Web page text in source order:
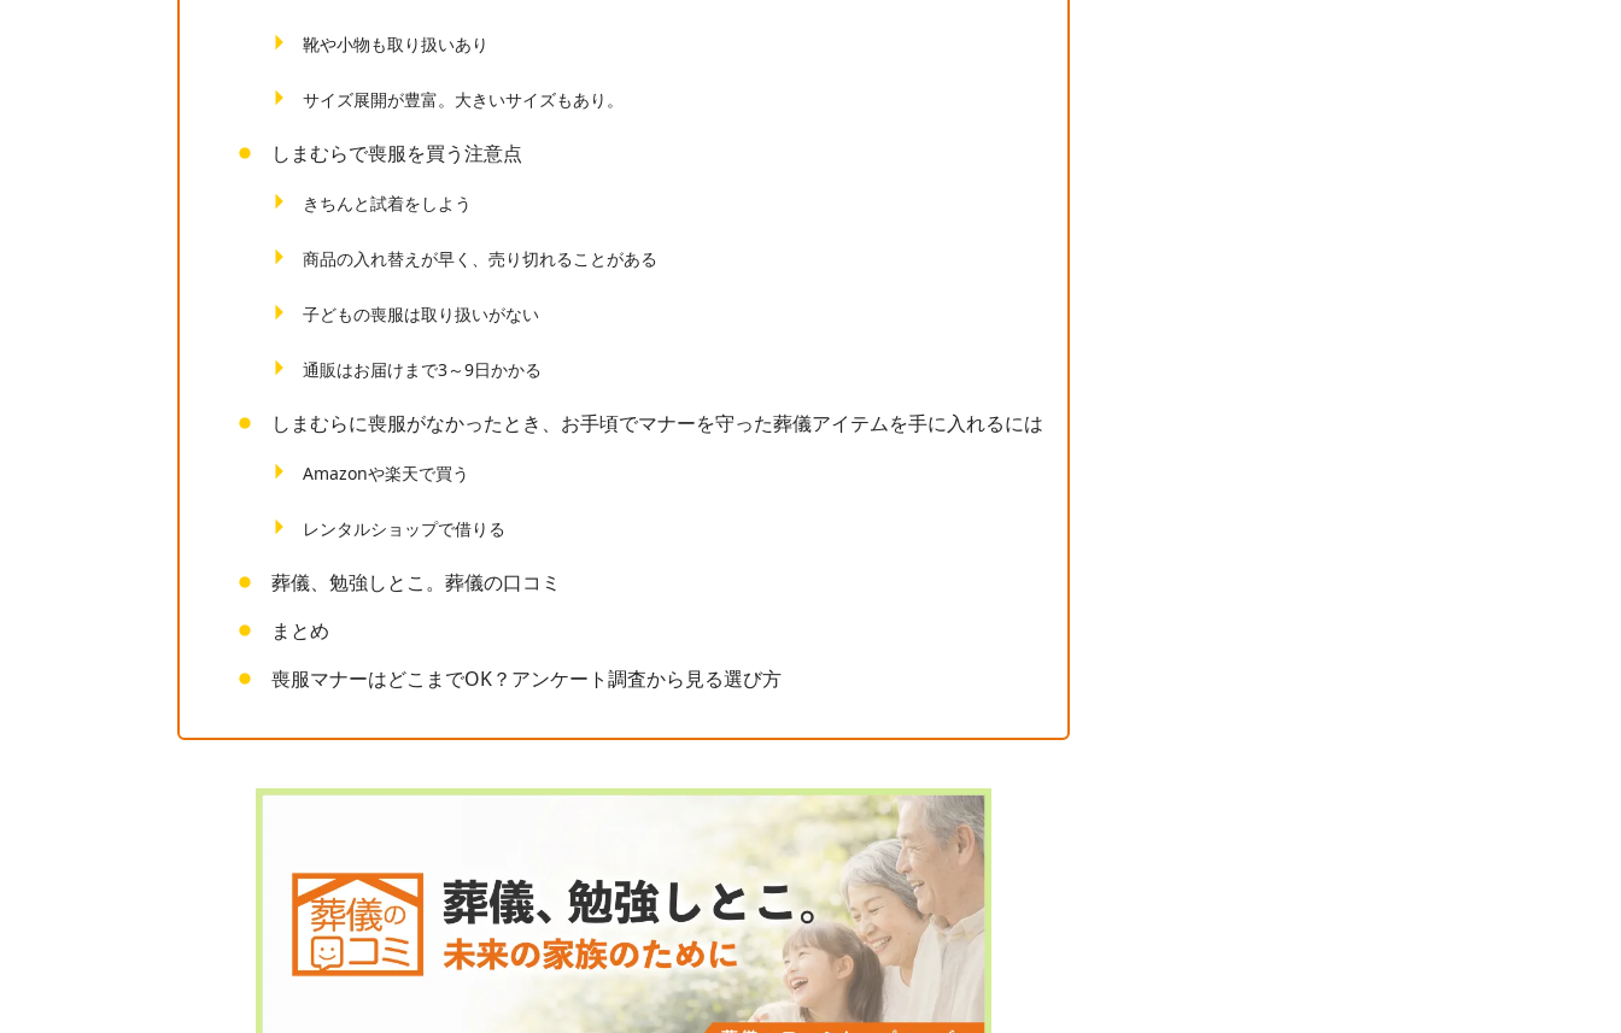
靴や小物も取り扱いあり
サイズ展開が豊富。大きいサイズもあり。
しまむらで喪服を買う注意点
きちんと試着をしよう
商品の入れ替えが早く、売り切れることがある
子どもの喪服は取り扱いがない
通販はお届けまで3～9日かかる
しまむらに喪服がなかったとき、お手頃でマナーを守った葬儀アイテムを手に入れるには
Amazonや楽天で買う
レンタルショップで借りる
葬儀、勉強しとこ。葬儀の口コミ
まとめ
喪服マナーはどこまでOK？アンケート調査から見る選び方